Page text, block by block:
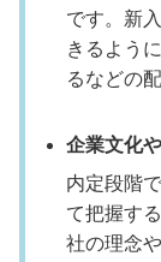
です。新
きるよう
るなどの
企業文化
内定段階
て把握す
社の理念